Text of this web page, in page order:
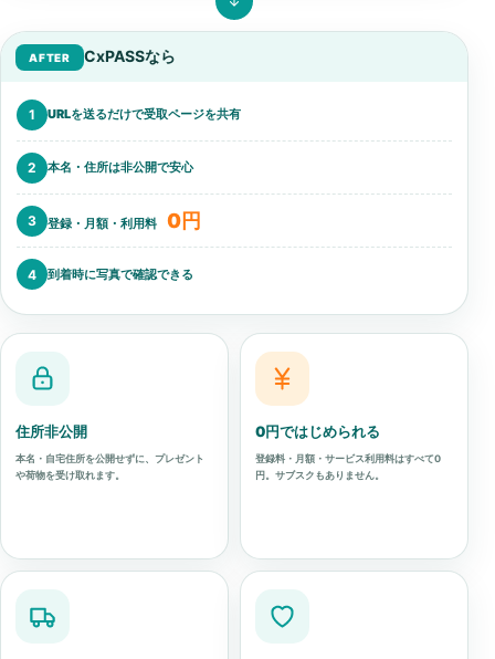
AFTER CxPASSなら
1 URLを送るだけで受取ページを共有
2 本名・住所は非公開で安心
3 登録・月額・利用料 0円
4 到着時に写真で確認できる
住所非公開
本名・自宅住所を公開せずに、プレゼント
や荷物を受け取れます。
0円ではじめられる
登録料・月額・サービス利用料はすべて0
円。サブスクもありません。